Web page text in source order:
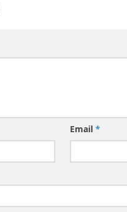
Email*